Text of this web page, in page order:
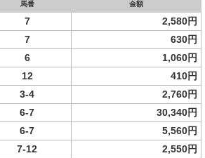
馬番 金額
7 2,580円
7
630円
6
1,060円
12
410円
3-4
2,760円
6-7 30,340円
6-7
5,560円
7-12
2,550円